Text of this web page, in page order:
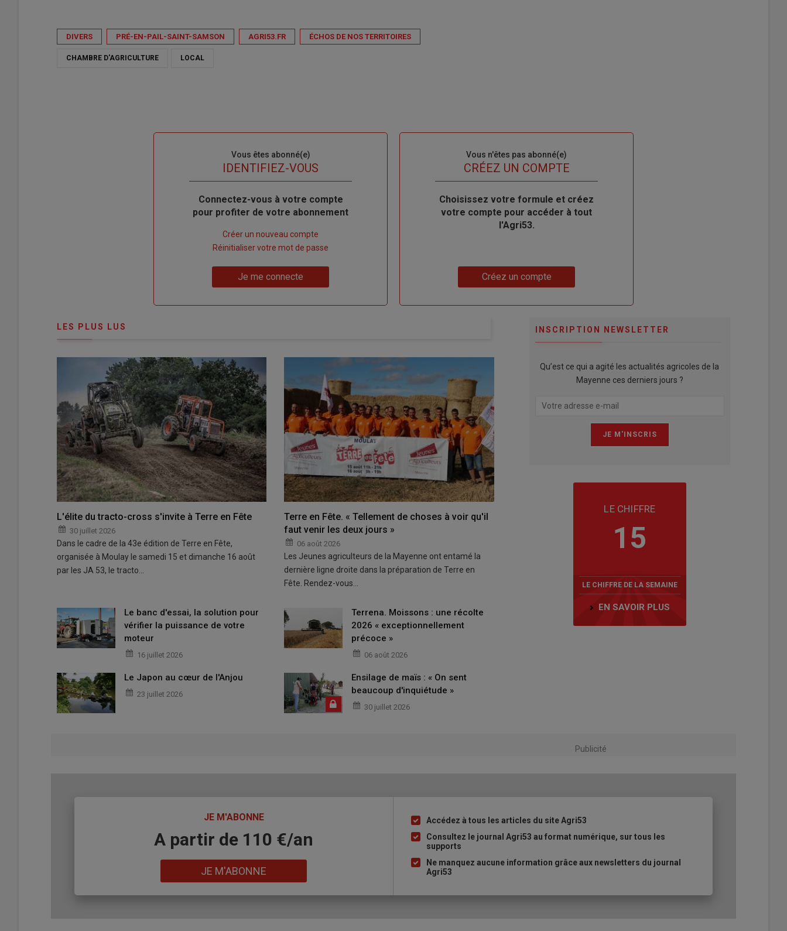
DIVERS PRÉ-EN-PAIL-SAINT-SAMSON AGRI53.FR ÉCHOS DE NOS TERRITOIRES
CHAMBRE D'AGRICULTURE LOCAL
Vous êtes abonné(e)
IDENTIFIEZ-VOUS
Body
Connectez-vous à votre compte
pour profiter de votre abonnement
compte"
Créer un nouveau compte
Réinitialiser votre mot de passe
Je me connecte
Vous n'êtes pas abonné(e)
TITRECRÉEZ UN COMPTE
Body
Choisissez votre formule et créez
votre compte pour accéder à tout
l'Agri53.
Créez un compte
LES PLUS LUS
L'élite du tracto-cross s'invite à Terre en Fête
30 juillet 2026
Dans le cadre de la 43e édition de Terre en Fête,
organisée à Moulay le samedi 15 et dimanche 16 août
par les JA 53, le tracto…
Terre en Fête. « Tellement de choses à voir qu'il
faut venir les deux jours »
06 août 2026
Les Jeunes agriculteurs de la Mayenne ont entamé la
dernière ligne droite dans la préparation de Terre en
Fête. Rendez-vous…
Le banc d'essai, la solution pour
vérifier la puissance de votre
moteur
16 juillet 2026
Terrena. Moissons : une récolte
2026 « exceptionnellement
précoce »
06 août 2026
Le Japon au cœur de l'Anjou
23 juillet 2026
Ensilage de maïs : « On sent
beaucoup d'inquiétude »
30 juillet 2026
INSCRIPTION NEWSLETTER
Qu’est ce qui a agité les actualités agricoles de la
Mayenne ces derniers jours ?
LE CHIFFRE
15
LE CHIFFRE DE LA SEMAINE
EN SAVOIR PLUS
Publicité
JE M'ABONNE
A partir de 110 €/an
JE M'ABONNE
Liste
à
puce
Accédez à tous les articles du site Agri53
Consultez le journal Agri53 au format numérique, sur tous les
supports
Ne manquez aucune information grâce aux newsletters du journal
Agri53